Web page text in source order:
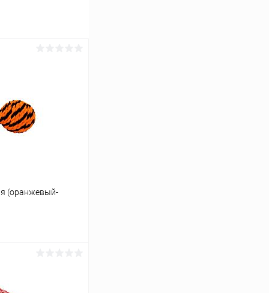
(оранжевый-